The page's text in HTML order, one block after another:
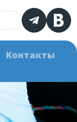
Контакты